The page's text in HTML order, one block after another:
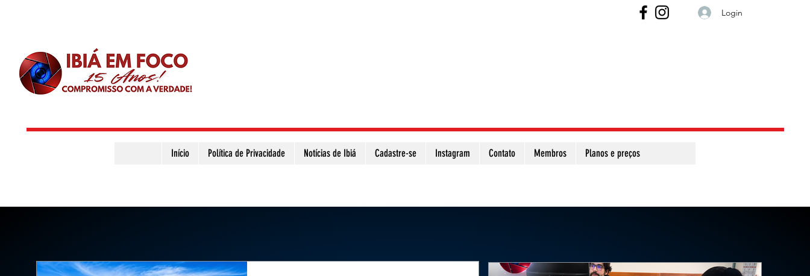
Login
Início Política de Privacidade Notícias de Ibiá Cadastre-se Instagram Contato Membros Planos e preços